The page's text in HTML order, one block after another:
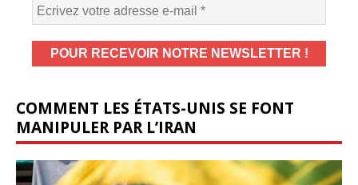
COMMENT LES ÉTATS-UNIS SE FONT
MANIPULER PAR L’IRAN